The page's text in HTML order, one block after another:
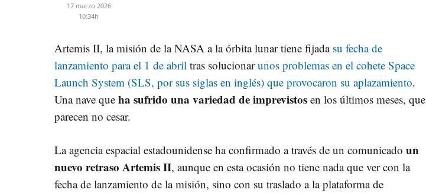
17 marzo 2026
10:34h
Artemis II, la misión de la NASA a la órbita lunar tiene fijada su fecha de
lanzamiento para el 1 de abril tras solucionarunos problemas en el cohete Space
Launch System (SLS, por sus siglas en inglés) que provocaron su aplazamiento.
Una nave que ha sufrido una variedad de imprevistos en los últimos meses, que
parecen no cesar.
La agencia espacial estadounidense ha confirmado a través de un comunicado un
nuevo retraso Artemis II, aunque en esta ocasión no tiene nada que ver con la
fecha de lanzamiento de la misión, sino con su traslado a la plataforma de